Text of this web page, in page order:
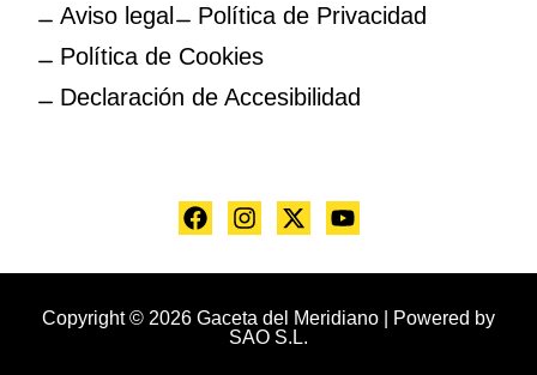
Aviso legal
Política de Privacidad
Política de Cookies
Declaración de Accesibilidad
Copyright © 2026 Gaceta del Meridiano | Powered by
SAO S.L.